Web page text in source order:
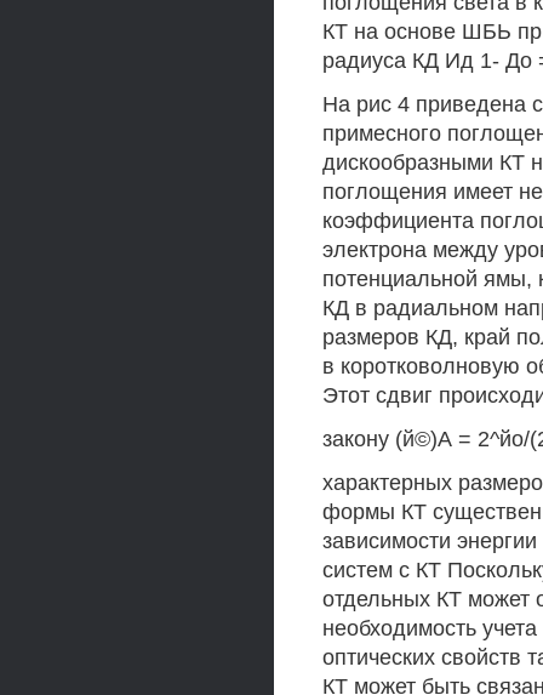
КТ на основе ШБЬ
радиуса КД Ид 1- До
На рис 4 приведена
примесного
дискообразными КТ
поглощения имеет
коэффициента
электрона между
потенциальной ямы,
КД в радиальном
размеров КД, край
в коротковолновую
Этот сдвиг
закону (й©)А = 2^йо/
характерных
формы КТ
зависимости
систем с КТ
отдельных КТ может
необходимость
оптических свойств
КТ может быть